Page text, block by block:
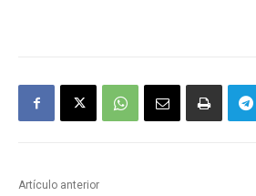
Artículo anterior